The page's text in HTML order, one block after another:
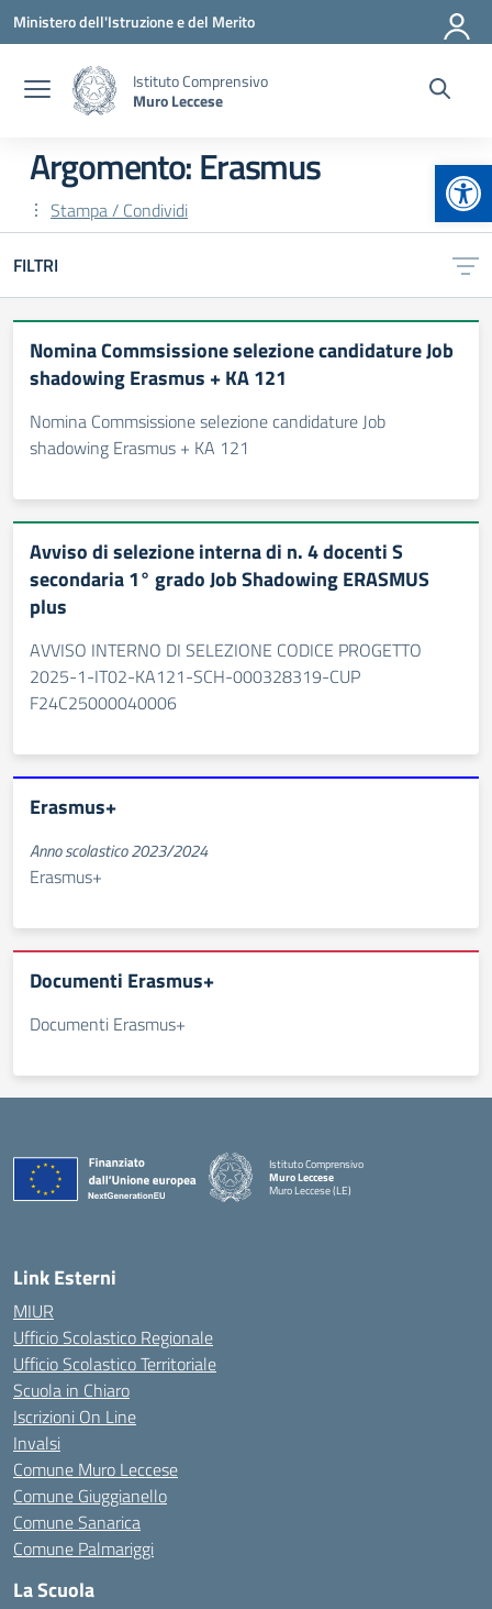
Vai ai contenuti
Vai al menu di navigazione
Vai al footer
Ministero dell'Istruzione e del Merito
Istituto Comprensivo
Muro Leccese
Argomento: Erasmus
Stampa / Condividi
FILTRI
Nomina Commsissione selezione candidature Job
shadowing Erasmus + KA 121
Nomina Commsissione selezione candidature Job
shadowing Erasmus + KA 121
Avviso di selezione interna di n. 4 docenti S
secondaria 1° grado Job Shadowing ERASMUS
plus
AVVISO INTERNO DI SELEZIONE CODICE PROGETTO
2025-1-IT02-KA121-SCH-000328319-CUP
F24C25000040006
Erasmus+
Anno scolastico 2023/2024
Erasmus+
Documenti Erasmus+
Documenti Erasmus+
Istituto Comprensivo
Muro Leccese
Muro Leccese (LE)
Link Esterni
MIUR
Ufficio Scolastico Regionale
Ufficio Scolastico Territoriale
Scuola in Chiaro
Iscrizioni On Line
Invalsi
Comune Muro Leccese
Comune Giuggianello
Comune Sanarica
Comune Palmariggi
La Scuola